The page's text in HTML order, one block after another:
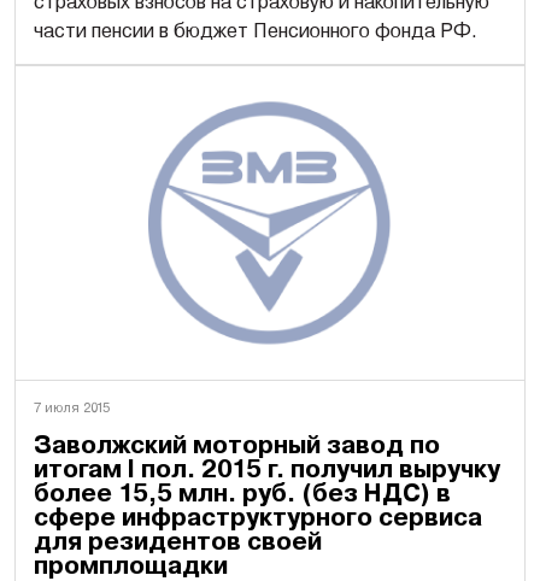
части пенсии в бюджет Пенсионного фонда РФ.
7 июля 2015
Заволжский моторный завод по
итогам I пол. 2015 г. получил выручку
более 15,5 млн. руб. (без НДС) в
сфере инфраструктурного сервиса
для резидентов своей
промплощадки